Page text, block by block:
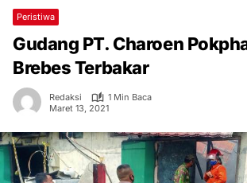
Peristiwa
Gudang PT. Charoen
Brebes Terbakar
Redaksi
1 Min Baca
Maret 13, 2021